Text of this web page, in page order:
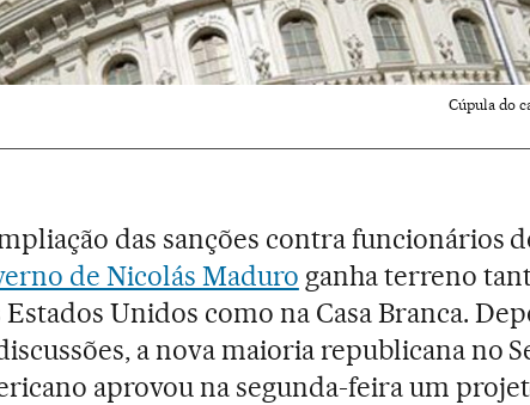
Cúpula do
das sanções contra funcionários
de Nicolás Maduro ganha terreno
Estados Unidos como na Casa Branca.
a nova maioria republicana no
aprovou na segunda-feira um